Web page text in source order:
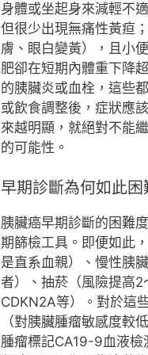
身體或坐起身來減輕不
但很少出現無痛性黃疸
膚、眼白變黃），且小
肥卻在短期內體重下降
的胰臟炎或血栓，這些
或飲食調整後，症狀應
來越明顯，就絕對不能
的可能性。
早期診斷為何如此
胰臟癌早期診斷的困難
期篩檢工具。即便如此
是直系血親）、慢性胰
者）、抽菸（風險提高2
CDKN2A等）。對於這
（對胰臟腫瘤敏感度較
腫瘤標記CA19-9血液檢